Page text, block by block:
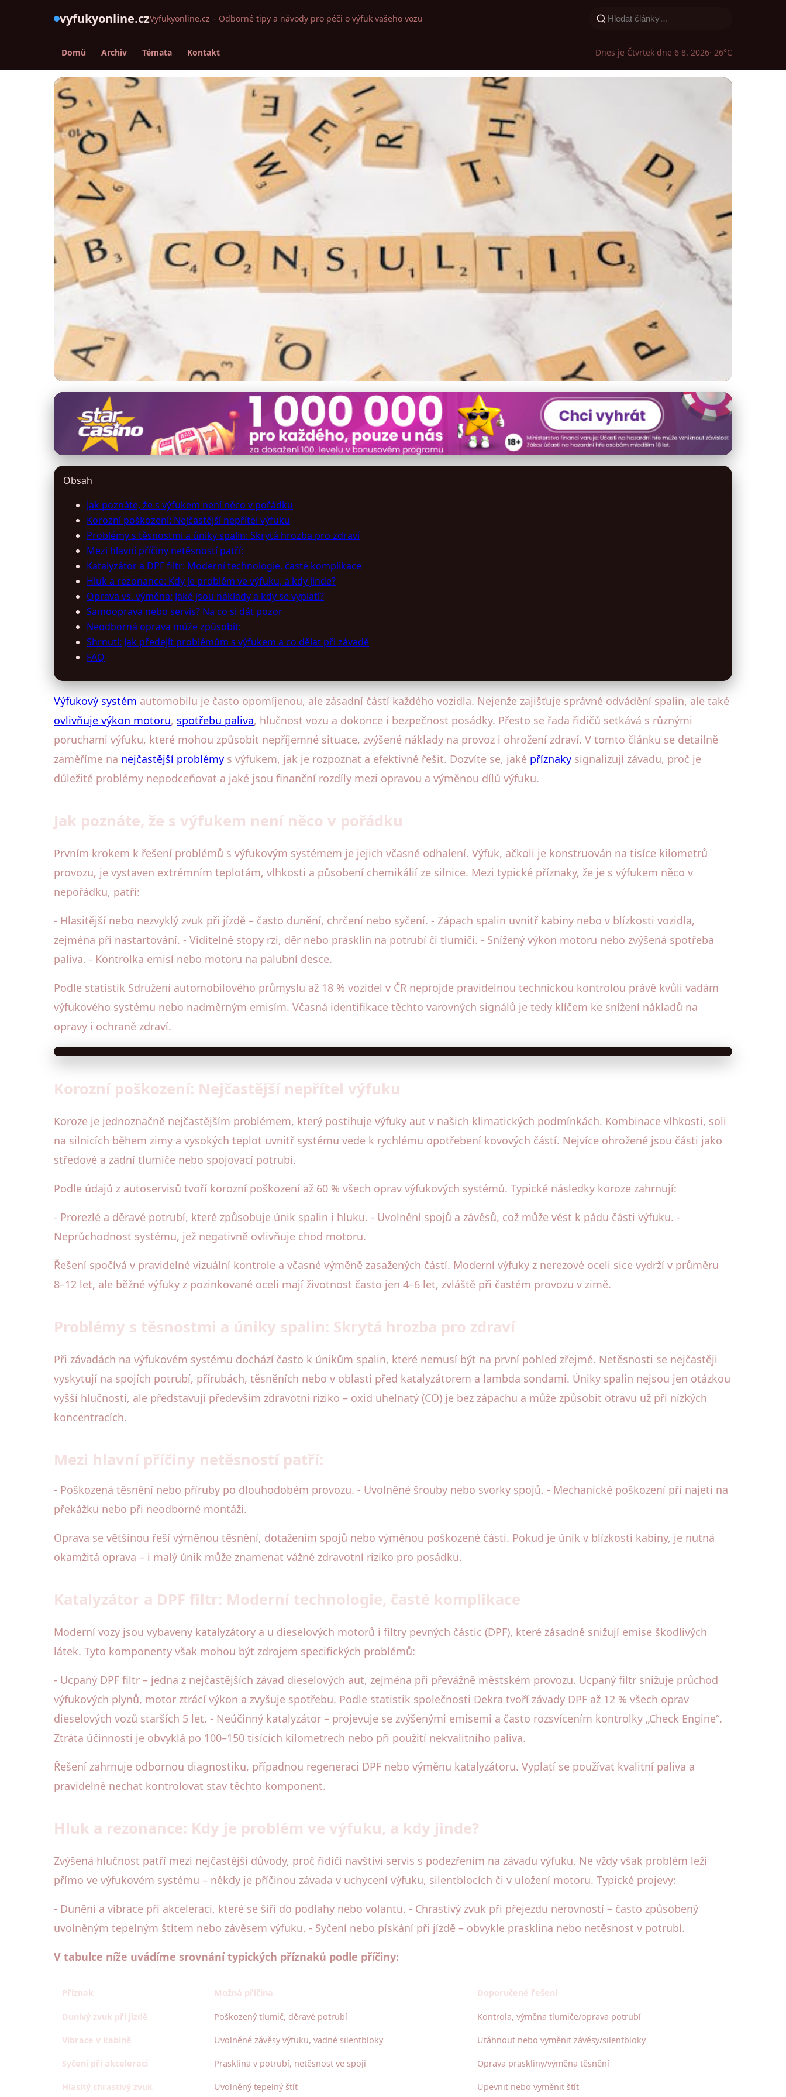
vyfukyonline.czVyfukyonline.cz – Odborné tipy a návody pro péči o výfuk vašeho vozu
Domů Archiv Témata Kontakt Dnes je Čtvrtek dne 6 8. 2026· 26°C
vyfukyonline.cz
Výfukový systém auta: Klíčové problémy a jejich řešení
8. 4. 2026· 11 min čtení · Autor: Petr Urbanec
Obsah
Jak poznáte, že s výfukem není něco v pořádku
Korozní poškození: Nejčastější nepřítel výfuku
Problémy s těsnostmi a úniky spalin: Skrytá hrozba pro zdraví
Mezi hlavní příčiny netěsností patří:
Katalyzátor a DPF filtr: Moderní technologie, časté komplikace
Hluk a rezonance: Kdy je problém ve výfuku, a kdy jinde?
Oprava vs. výměna: Jaké jsou náklady a kdy se vyplatí?
Samooprava nebo servis? Na co si dát pozor
Neodborná oprava může způsobit:
Shrnutí: Jak předejít problémům s výfukem a co dělat při závadě
FAQ
Výfukový systém automobilu je často opomíjenou, ale zásadní částí každého vozidla. Nejenže zajišťuje správné odvádění spalin, ale také
ovlivňuje výkon motoru, spotřebu paliva, hlučnost vozu a dokonce i bezpečnost posádky. Přesto se řada řidičů setkává s různými
poruchami výfuku, které mohou způsobit nepříjemné situace, zvýšené náklady na provoz i ohrožení zdraví. V tomto článku se detailně
zaměříme na nejčastější problémy s výfukem, jak je rozpoznat a efektivně řešit. Dozvíte se, jaké příznaky signalizují závadu, proč je
důležité problémy nepodceňovat a jaké jsou finanční rozdíly mezi opravou a výměnou dílů výfuku.
Jak poznáte, že s výfukem není něco v pořádku
Prvním krokem k řešení problémů s výfukovým systémem je jejich včasné odhalení. Výfuk, ačkoli je konstruován na tisíce kilometrů
provozu, je vystaven extrémním teplotám, vlhkosti a působení chemikálií ze silnice. Mezi typické příznaky, že je s výfukem něco v
nepořádku, patří:
- Hlasitější nebo nezvyklý zvuk při jízdě – často dunění, chrčení nebo syčení. - Zápach spalin uvnitř kabiny nebo v blízkosti vozidla,
zejména při nastartování. - Viditelné stopy rzi, děr nebo prasklin na potrubí či tlumiči. - Snížený výkon motoru nebo zvýšená spotřeba
paliva. - Kontrolka emisí nebo motoru na palubní desce.
Podle statistik Sdružení automobilového průmyslu až 18 % vozidel v ČR neprojde pravidelnou technickou kontrolou právě kvůli vadám
výfukového systému nebo nadměrným emisím. Včasná identifikace těchto varovných signálů je tedy klíčem ke snížení nákladů na
opravy i ochraně zdraví.
Korozní poškození: Nejčastější nepřítel výfuku
Koroze je jednoznačně nejčastějším problémem, který postihuje výfuky aut v našich klimatických podmínkách. Kombinace vlhkosti, soli
na silnicích během zimy a vysokých teplot uvnitř systému vede k rychlému opotřebení kovových částí. Nejvíce ohrožené jsou části jako
středové a zadní tlumiče nebo spojovací potrubí.
Podle údajů z autoservisů tvoří korozní poškození až 60 % všech oprav výfukových systémů. Typické následky koroze zahrnují:
- Prorezlé a děravé potrubí, které způsobuje únik spalin i hluku. - Uvolnění spojů a závěsů, což může vést k pádu části výfuku. -
Neprůchodnost systému, jež negativně ovlivňuje chod motoru.
Řešení spočívá v pravidelné vizuální kontrole a včasné výměně zasažených částí. Moderní výfuky z nerezové oceli sice vydrží v průměru
8–12 let, ale běžné výfuky z pozinkované oceli mají životnost často jen 4–6 let, zvláště při častém provozu v zimě.
Problémy s těsnostmi a úniky spalin: Skrytá hrozba pro zdraví
Při závadách na výfukovém systému dochází často k únikům spalin, které nemusí být na první pohled zřejmé. Netěsnosti se nejčastěji
vyskytují na spojích potrubí, přírubách, těsněních nebo v oblasti před katalyzátorem a lambda sondami. Úniky spalin nejsou jen otázkou
vyšší hlučnosti, ale představují především zdravotní riziko – oxid uhelnatý (CO) je bez zápachu a může způsobit otravu už při nízkých
koncentracích.
Mezi hlavní příčiny netěsností patří:
- Poškozená těsnění nebo příruby po dlouhodobém provozu. - Uvolněné šrouby nebo svorky spojů. - Mechanické poškození při najetí na
překážku nebo při neodborné montáži.
Oprava se většinou řeší výměnou těsnění, dotažením spojů nebo výměnou poškozené části. Pokud je únik v blízkosti kabiny, je nutná
okamžitá oprava – i malý únik může znamenat vážné zdravotní riziko pro posádku.
Katalyzátor a DPF filtr: Moderní technologie, časté komplikace
Moderní vozy jsou vybaveny katalyzátory a u dieselových motorů i filtry pevných částic (DPF), které zásadně snižují emise škodlivých
látek. Tyto komponenty však mohou být zdrojem specifických problémů:
- Ucpaný DPF filtr – jedna z nejčastějších závad dieselových aut, zejména při převážně městském provozu. Ucpaný filtr snižuje průchod
výfukových plynů, motor ztrácí výkon a zvyšuje spotřebu. Podle statistik společnosti Dekra tvoří závady DPF až 12 % všech oprav
dieselových vozů starších 5 let. - Neúčinný katalyzátor – projevuje se zvýšenými emisemi a často rozsvícením kontrolky „Check Engine“.
Ztráta účinnosti je obvyklá po 100–150 tisících kilometrech nebo při použití nekvalitního paliva.
Řešení zahrnuje odbornou diagnostiku, případnou regeneraci DPF nebo výměnu katalyzátoru. Vyplatí se používat kvalitní paliva a
pravidelně nechat kontrolovat stav těchto komponent.
Hluk a rezonance: Kdy je problém ve výfuku, a kdy jinde?
Zvýšená hlučnost patří mezi nejčastější důvody, proč řidiči navštíví servis s podezřením na závadu výfuku. Ne vždy však problém leží
přímo ve výfukovém systému – někdy je příčinou závada v uchycení výfuku, silentblocích či v uložení motoru. Typické projevy:
- Dunění a vibrace při akceleraci, které se šíří do podlahy nebo volantu. - Chrastivý zvuk při přejezdu nerovností – často způsobený
uvolněným tepelným štítem nebo závěsem výfuku. - Syčení nebo pískání při jízdě – obvykle prasklina nebo netěsnost v potrubí.
V tabulce níže uvádíme srovnání typických příznaků podle příčiny:
Příznak Možná příčina Doporučené řešení
Dunivý zvuk při jízdě Poškozený tlumič, děravé potrubí Kontrola, výměna tlumiče/oprava potrubí
Vibrace v kabině Uvolněné závěsy výfuku, vadné silentbloky Utáhnout nebo vyměnit závěsy/silentbloky
Syčení při akceleraci Prasklina v potrubí, netěsnost ve spoji Oprava praskliny/výměna těsnění
Hlasitý chrastivý zvuk Uvolněný tepelný štít Upevnit nebo vyměnit štít